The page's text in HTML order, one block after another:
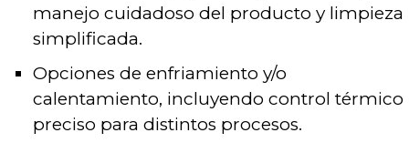
manejo cuidadoso del producto y limpieza
simplificada.
Opciones de enfriamiento y/o
calentamiento, incluyendo control térmico
preciso para distintos procesos.